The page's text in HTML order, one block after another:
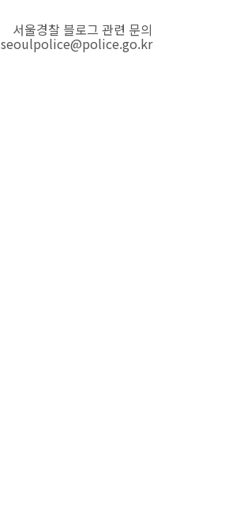
서울경찰 블로그 관련 문의
seoulpolice@police.go.kr